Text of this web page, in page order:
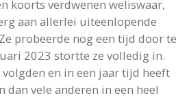
koorts verdwenen weliswaar,
aan allerlei uiteenlopende
probeerde nog een tijd door te
2023 stortte ze volledig in.
en in een jaar tijd heeft
dan vele anderen in een heel